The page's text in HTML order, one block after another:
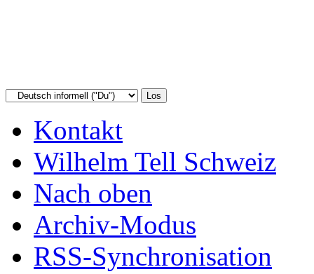
Kontakt
Wilhelm Tell Schweiz
Nach oben
Archiv-Modus
RSS-Synchronisation